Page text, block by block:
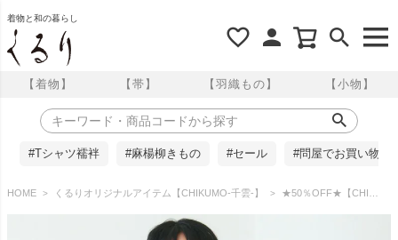
着物と和の暮らし
【着物】 【帯】 【羽織もの】 【小物】
#Tシャツ襦袢 #麻楊柳きもの #セール #問屋でお買い物
HOME くるりオリジナルアイテム【CHIKUMO-千雲-】 ★50％OFF★【CHIKUMO-千雲-】洗える着物 水玉/ミント 袷小紋 くるり